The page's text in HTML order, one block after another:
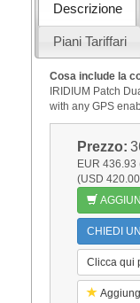
Descrizione
Piani Tariffari
Cosa include la
IRIDIUM Patch
with any GPS
Prezzo:
EUR 436.93
(USD
CHIEDI
Clicca qui